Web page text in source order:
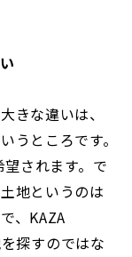
きな違いは、
うところです。
されます。で
地というのは
、KAZA
探すのではな